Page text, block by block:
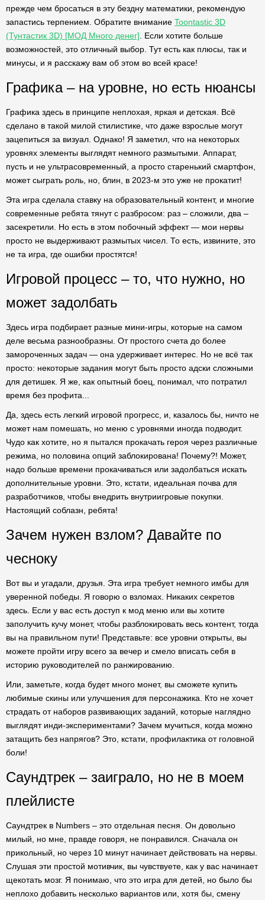
прежде чем бросаться в эту бездну математики, рекомендую
запастись терпением. Обратите внимание Toontastic 3D
(Тунтастик 3D) [МОД Много денег] . Если хотите больше
возможностей, это отличный выбор. Тут есть как плюсы, так и
минусы, и я расскажу вам об этом во всей красе!
Графика – на уровне, но есть нюансы
Графика здесь в принципе неплохая, яркая и детская. Всё
сделано в такой милой стилистике, что даже взрослые могут
зацепиться за визуал. Однако! Я заметил, что на некоторых
уровнях элементы выглядят немного размытыми. Аппарат,
пусть и не ультрасовременный, а просто старенький смартфон,
может сыграть роль, но, блин, в 2023-м это уже не прокатит!
Эта игра сделала ставку на образовательный контент, и многие
современные ребята тянут с разбросом: раз – сложили, два –
засекретили. Но есть в этом побочный эффект — мои нервы
просто не выдерживают размытых чисел. То есть, извините, это
не та игра, где ошибки простятся!
Игровой процесс – то, что нужно, но
может задолбать
Здесь игра подбирает разные мини-игры, которые на самом
деле весьма разнообразны. От простого счета до более
замороченных задач — она удерживает интерес. Но не всё так
просто: некоторые задания могут быть просто адски сложными
для детишек. Я же, как опытный боец, понимал, что потратил
время без профита...
Да, здесь есть легкий игровой прогресс, и, казалось бы, ничто не
может нам помешать, но меню с уровнями иногда подводит.
Чудо как хотите, но я пытался прокачать героя через различные
режима, но половина опций заблокирована! Почему?! Может,
надо больше времени прокачиваться или задолбаться искать
дополнительные уровни. Это, кстати, идеальная почва для
разработчиков, чтобы внедрить внутриигровые покупки.
Настоящий соблазн, ребята!
Зачем нужен взлом? Давайте по
чесноку
Вот вы и угадали, друзья. Эта игра требует немного имбы для
уверенной победы. Я говорю о взломах. Никаких секретов
здесь. Если у вас есть доступ к мод меню или вы хотите
заполучить кучу монет, чтобы разблокировать весь контент, тогда
вы на правильном пути! Представьте: все уровни открыты, вы
можете пройти игру всего за вечер и смело вписать себя в
историю руководителей по ранжированию.
Или, заметьте, когда будет много монет, вы сможете купить
любимые скины или улучшения для персонажика. Кто не хочет
страдать от наборов развивающих заданий, которые наглядно
выглядят инди-экспериментами? Зачем мучиться, когда можно
затащить без напрягов? Это, кстати, профилактика от головной
боли!
Саундтрек – заиграло, но не в моем
плейлисте
Саундтрек в Numbers – это отдельная песня. Он довольно
милый, но мне, правде говоря, не понравился. Сначала он
прикольный, но через 10 минут начинает действовать на нервы.
Слушая эти простой мотивчик, вы чувствуете, как у вас начинает
щекотать мозг. Я понимаю, что это игра для детей, но было бы
неплохо добавить несколько вариантов или, хотя бы, смену